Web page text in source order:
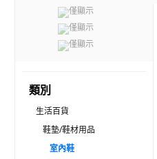
僅顯示
僅顯示
僅顯示
類別
生活百貨
鞋墊/鞋材用品
室內鞋